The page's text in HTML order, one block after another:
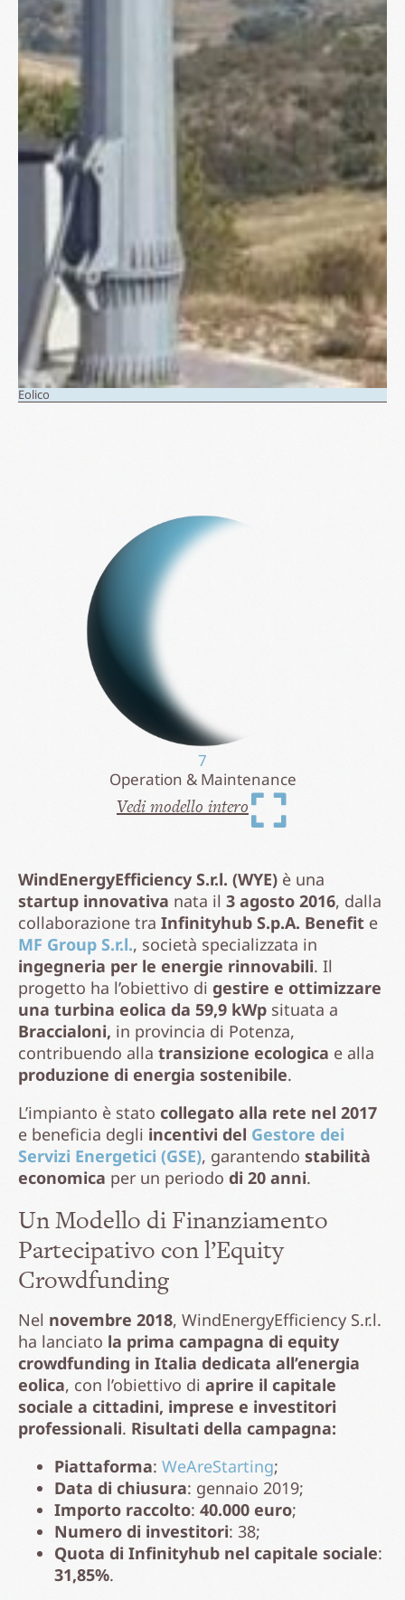
Eolico
7
Operation & Maintenance
Vedi modello intero
WindEnergyEfficiency S.r.l. (WYE) è una
startup innovativa nata il 3 agosto 2016, dalla
collaborazione tra Infinityhub S.p.A. Benefit e
MF Group S.r.l., società specializzata in
ingegneria per le energie rinnovabili. Il
progetto ha l’obiettivo di gestire e ottimizzare
una turbina eolica da 59,9 kWp situata a
Braccialoni, in provincia di Potenza,
contribuendo alla transizione ecologica e alla
produzione di energia sostenibile.
L’impianto è stato collegato alla rete nel 2017
e beneficia degli incentivi del Gestore dei
Servizi Energetici (GSE), garantendo stabilità
economica per un periodo di 20 anni.
Un Modello di Finanziamento
Partecipativo con l’Equity
Crowdfunding
Nel novembre 2018, WindEnergyEfficiency S.r.l.
ha lanciato la prima campagna di equity
crowdfunding in Italia dedicata all’energia
eolica, con l’obiettivo di aprire il capitale
sociale a cittadini, imprese e investitori
professionali. Risultati della campagna:
Piattaforma: WeAreStarting;
Data di chiusura: gennaio 2019;
Importo raccolto: 40.000 euro;
Numero di investitori: 38;
Quota di Infinityhub nel capitale sociale:
31,85%.